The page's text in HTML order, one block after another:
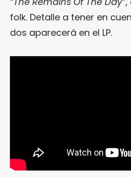
folk. Detalle a tener en
dos aparecerá en el LP.